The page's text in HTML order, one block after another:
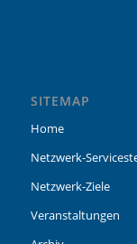
SITEMAP
Home
Netzwerk-
Netzwerk-Ziele
Veranstaltungen